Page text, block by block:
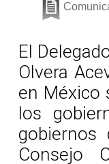
El
Olvera
en México
los
Consejo